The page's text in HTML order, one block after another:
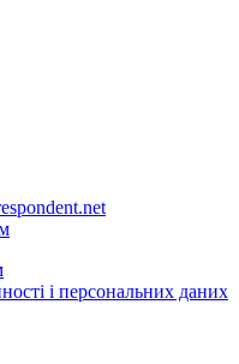
і персональних даних